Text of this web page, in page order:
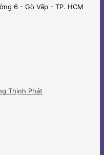
6 - Gò Vấp - TP. HCM
Thịnh Phát